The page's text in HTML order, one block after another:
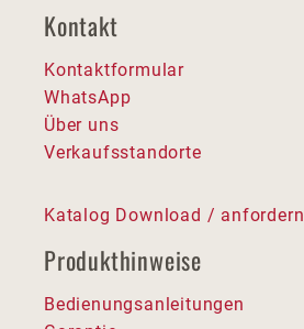
Kontakt
Kontaktformular
WhatsApp
Über uns
Verkaufsstandorte
Katalog Download / anfordern
Produkthinweise
Bedienungsanleitungen